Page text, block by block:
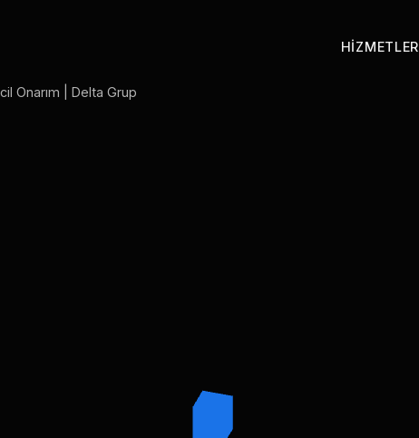
HIZMETLER
Onarım | Delta Grup